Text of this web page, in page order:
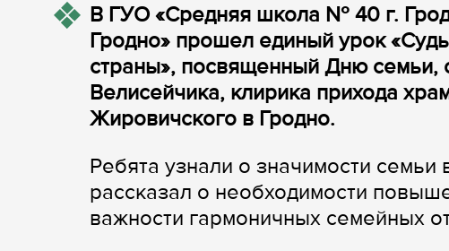
В ГУО​ «Средняя школа № 40 г.
Гродно» прошел единый урок
страны», посвященный​ Дню семьи,
Велисейчика, клирика прихода​
Жировичского в Гродно.
Ребята​ узнали о значимости
рассказал о необходимости
важности гармоничных семейных